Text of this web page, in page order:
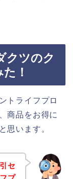
クツのク
！
トライフプロ
商品をお得に
思います。
セ